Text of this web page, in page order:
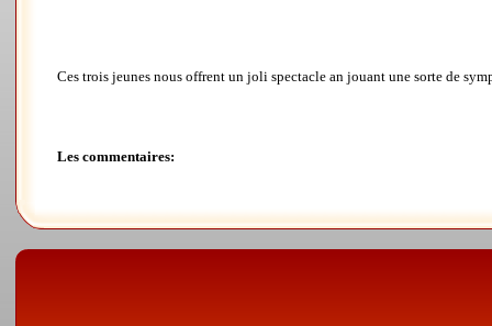
Ces trois jeunes nous offrent un joli spectacle an jouant une sorte de
Les commentaires: